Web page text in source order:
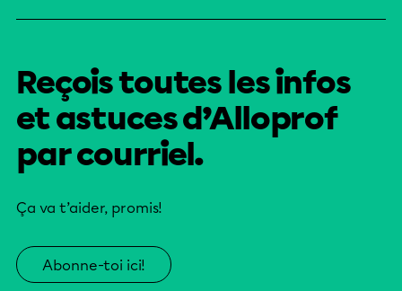
Reçois toutes les infos
et astuces d’Alloprof
par courriel.
Ça va t’aider, promis!
Abonne-toi ici!